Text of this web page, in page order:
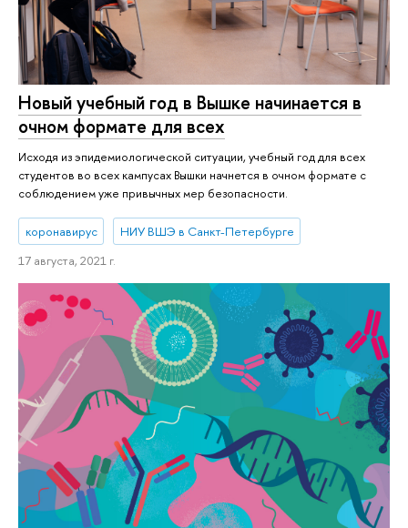
Новый учебный год в Вышке начинается в
очном формате для всех
Исходя из эпидемиологической ситуации, учебный год для всех
студентов во всех кампусах Вышки начнется в очном формате с
соблюдением уже привычных мер безопасности.
коронавирус
НИУ ВШЭ в Санкт-Петербурге
17 августа, 2021 г.